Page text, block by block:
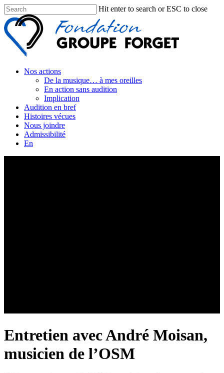
Hit enter to search or ESC to close
Nos actions
De la musique… à mes oreilles
En action sans audition
Implication
Audition en bref
Histoires vécues
Nous joindre
Admissibilité
En
Entretien avec André Moisan,
musicien de l’OSM